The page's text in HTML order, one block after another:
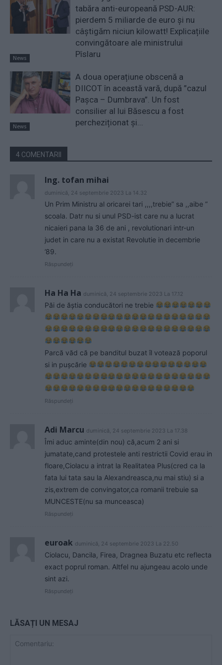
News
tabăra anti-europeană PSD-AUR:
pierdem 5 miliarde de euro și nu
câștigăm niciun kilowatt! Explicațiile
convingătoare ale ministrului
Pîslaru
News
A doua operațiune obscenă a
DIICOT în această vară, după ”cazul
Pașca – Dumbrava”. Un fost
consilier al lui Băsescu a fost
percheziționat și...
4 COMENTARII
Ing. tofan mihai
duminică, 24 septembrie 2023 La 14.32
Un Prim Ministru al oricarei tari ,,,,trebie” sa ,,aibe ”
scoala. Datr nu si unul PSD-ist care nu a lucrat
nicaieri pana la 36 de ani , revolutionari intr-un
judet in care nu a existat Revolutie in decembrie
’89.
Răspundeți
Ha Ha Ha duminică, 24 septembrie 2023 La 17.12
Păi de ăștia conducători ne trebie
Parcă văd că pe banditul buzat îl votează poporul
si in pușcărie
Răspundeți
Adi Marcu duminică, 24 septembrie 2023 La 17.38
Îmi aduc aminte(din nou) că,acum 2 ani si
jumatate,cand protestele anti restrictii Covid erau in
floare,Ciolacu a intrat la Realitatea Plus(cred ca la
fata lui tata sau la Alexandreasca,nu mai stiu) si a
zis,extrem de convingator,ca romanii trebuie sa
MUNCESTE(nu sa munceasca)
Răspundeți
euroak duminică, 24 septembrie 2023 La 22.50
Ciolacu, Dancila, Firea, Dragnea Buzatu etc reflecta
exact poprul roman. Altfel nu ajungeau acolo unde
sint azi.
Răspundeți
LĂSAȚI UN MESAJ